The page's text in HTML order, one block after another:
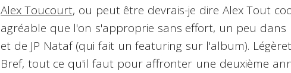
Alex Toucourt, ou peut être devrais-je dire Alex Tout
agréable que l'on s'approprie sans effort, un peu dans
et de JP Nataf (qui fait un featuring sur l'album).
Bref, tout ce qu'il faut pour affronter une deuxième